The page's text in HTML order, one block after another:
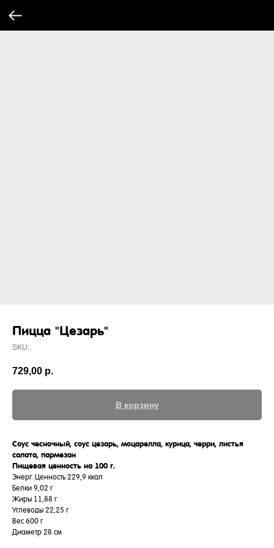
Пицца "Цезарь"
SKU:
729,00 р.
В корзину
Соус чесночный, соус цезарь, моцарелла, курица, черри, листья
салата, пармезан
Пищевая ценность на 100 г.
Энерг. Ценность 229,9 ккал
Белки 9,02 г
Жиры 11,88 г
Углеводы 22,25 г
Вес 600 г
Диаметр 28 см